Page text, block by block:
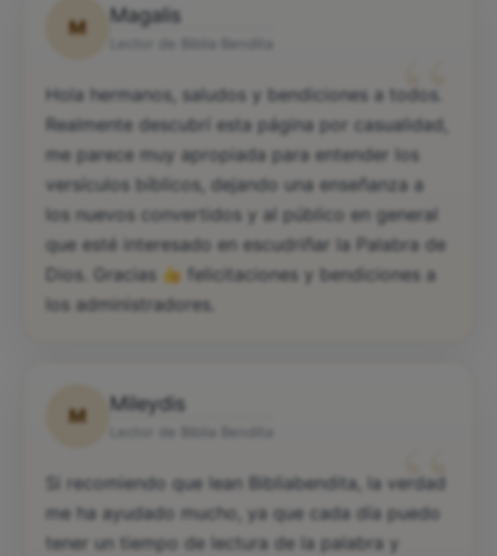
M
Magalis
“
Hola hermanos, saludos y bendiciones a todos.
Realmente descubrí esta página por casualidad,
me parece muy apropiada para entender los
versículos bíblicos, dejando una enseñanza a
los nuevos convertidos y al público en general
que esté interesado en escudriñar la Palabra de
Dios. Gracias
felicitaciones y bendiciones a
los administradores.
M
Mileydis
“
Si recomiendo que lean Bibliabendita, la verdad
me ha ayudado mucho, ya que cada día puedo
tener un tiempo de lectura de la palabra y